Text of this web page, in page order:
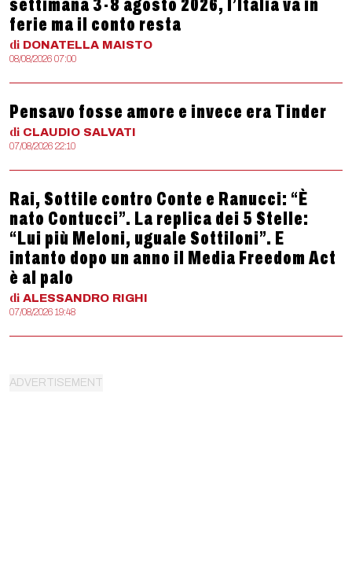
settimana 3-8 agosto 2026, l’Italia va in
ferie ma il conto resta
di DONATELLA MAISTO
08/08/2026 07:00
Pensavo fosse amore e invece era Tinder
di CLAUDIO SALVATI
07/08/2026 22:10
Rai, Sottile contro Conte e Ranucci: “È
nato Contucci”. La replica dei 5 Stelle:
“Lui più Meloni, uguale Sottiloni”. E
intanto dopo un anno il Media Freedom Act
è al palo
di ALESSANDRO RIGHI
07/08/2026 19:48